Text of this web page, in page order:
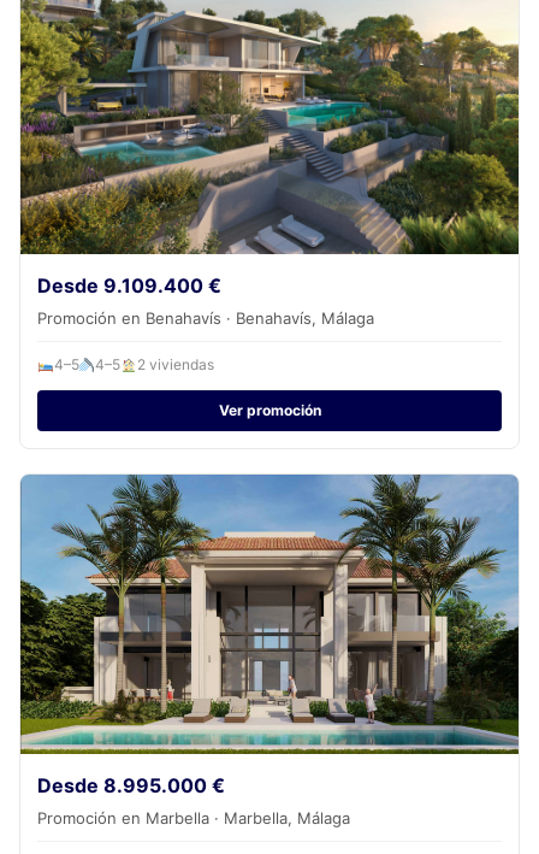
Desde 9.109.400 €
Promoción en Benahavís · Benahavís, Málaga
4–5 4–5 2 viviendas
Ver promoción
Desde 8.995.000 €
Promoción en Marbella · Marbella, Málaga